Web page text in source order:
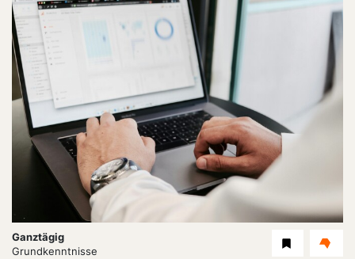
Dauer:
Ganztägig
Level
Grundkenntnisse